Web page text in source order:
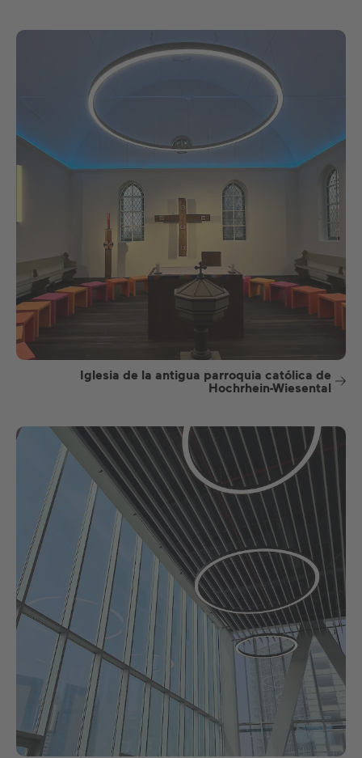
Iglesia de la antigua parroquia católica de
Hochrhein-Wiesental